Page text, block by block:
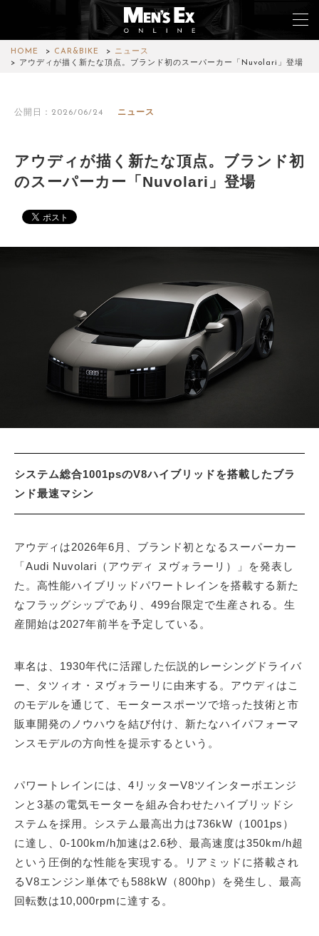
HOME CAR&BIKE
ニュース
アウディが描く新たな頂点。ブランド初のスーパーカー「Nuvolari」登場
公開日：2026/06/24 ニュース
アウディが描く新たな頂点。ブランド初
のスーパーカー「Nuvolari」登場
システム総合1001psのV8ハイブリッドを搭載したブラ
ンド最速マシン
アウディは2026年6月、ブランド初となるスーパーカー
「Audi Nuvolari（アウディ ヌヴォラーリ）」を発表し
た。高性能ハイブリッドパワートレインを搭載する新た
なフラッグシップであり、499台限定で生産される。生
産開始は2027年前半を予定している。
車名は、1930年代に活躍した伝説的レーシングドライバ
ー、タツィオ・ヌヴォラーリに由来する。アウディはこ
のモデルを通じて、モータースポーツで培った技術と市
販車開発のノウハウを結び付け、新たなハイパフォーマ
ンスモデルの方向性を提示するという。
パワートレインには、4リッターV8ツインターボエンジ
ンと3基の電気モーターを組み合わせたハイブリッドシ
ステムを採用。システム最高出力は736kW（1001ps）
に達し、0-100km/h加速は2.6秒、最高速度は350km/h超
という圧倒的な性能を実現する。リアミッドに搭載され
るV8エンジン単体でも588kW（800hp）を発生し、最高
回転数は10,000rpmに達する。
WATCH
CAR&BIKE
LIFESTYLE
ABOUT SITE
サイトマップ